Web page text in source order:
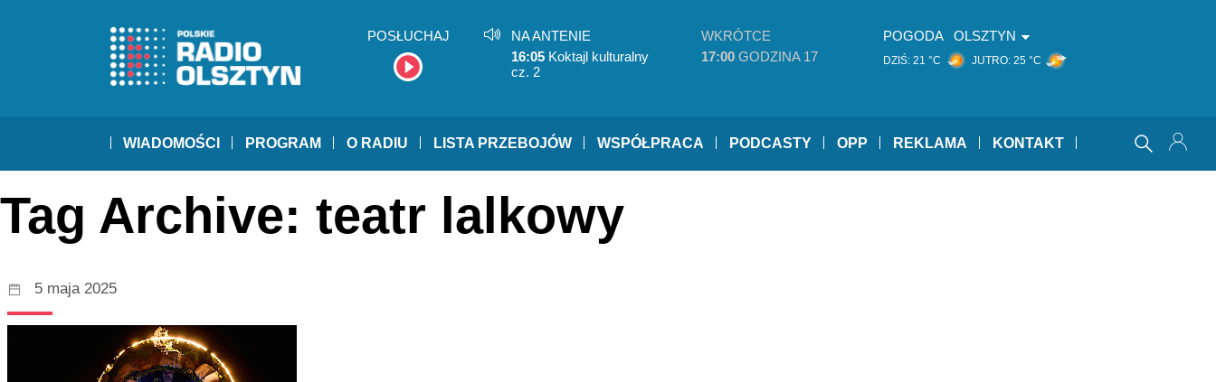
POSŁUCHAJ
NA ANTENIE
16:05 Koktajl kulturalny
cz. 2
WKRÓTCE
17:00 GODZINA 17
POGODA OLSZTYN
DZIŚ: 21 °C JUTRO: 25 °C
WIADOMOŚCI PROGRAM O RADIU LISTA PRZEBOJÓW WSPÓŁPRACA PODCASTY OPP REKLAMA KONTAKT
Tag Archive: teatr lalkowy
5 maja 2025